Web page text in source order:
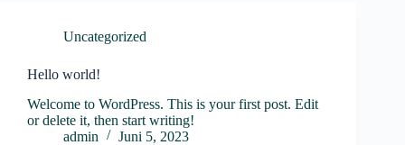
Uncategorized
Hello world!
Welcome to WordPress. This is your first post. Edit
or delete it, then start writing!
admin
Juni 5, 2023